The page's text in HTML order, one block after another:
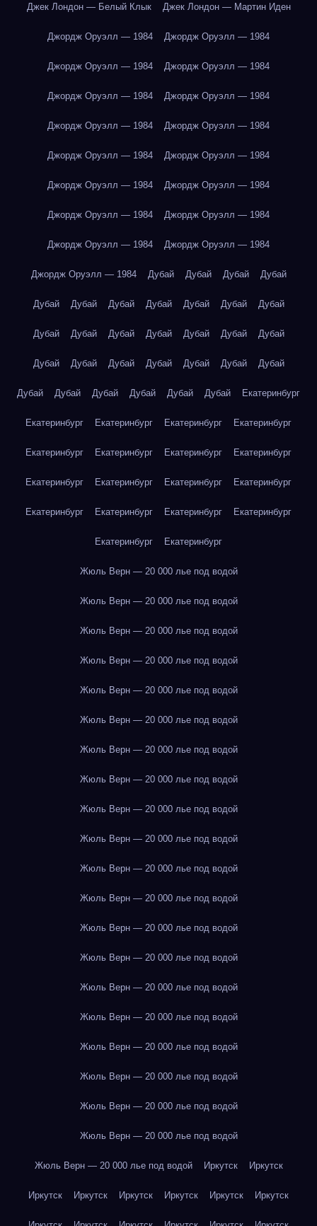
Джек Лондон — Белый Клык Джек Лондон — Мартин Иден
Джордж Оруэлл — 1984 Джордж Оруэлл — 1984
Джордж Оруэлл — 1984 Джордж Оруэлл — 1984
Джордж Оруэлл — 1984 Джордж Оруэлл — 1984
Джордж Оруэлл — 1984 Джордж Оруэлл — 1984
Джордж Оруэлл — 1984 Джордж Оруэлл — 1984
Джордж Оруэлл — 1984 Джордж Оруэлл — 1984
Джордж Оруэлл — 1984 Джордж Оруэлл — 1984
Джордж Оруэлл — 1984 Джордж Оруэлл — 1984
Джордж Оруэлл — 1984 Дубай Дубай Дубай Дубай
Дубай Дубай Дубай Дубай Дубай Дубай Дубай
Дубай Дубай Дубай Дубай Дубай Дубай Дубай
Дубай Дубай Дубай Дубай Дубай Дубай Дубай
Дубай Дубай Дубай Дубай Дубай Дубай Екатеринбург
Екатеринбург Екатеринбург Екатеринбург Екатеринбург
Екатеринбург Екатеринбург Екатеринбург Екатеринбург
Екатеринбург Екатеринбург Екатеринбург Екатеринбург
Екатеринбург Екатеринбург Екатеринбург Екатеринбург
Екатеринбург Екатеринбург
Жюль Верн — 20 000 лье под водой
Жюль Верн — 20 000 лье под водой
Жюль Верн — 20 000 лье под водой
Жюль Верн — 20 000 лье под водой
Жюль Верн — 20 000 лье под водой
Жюль Верн — 20 000 лье под водой
Жюль Верн — 20 000 лье под водой
Жюль Верн — 20 000 лье под водой
Жюль Верн — 20 000 лье под водой
Жюль Верн — 20 000 лье под водой
Жюль Верн — 20 000 лье под водой
Жюль Верн — 20 000 лье под водой
Жюль Верн — 20 000 лье под водой
Жюль Верн — 20 000 лье под водой
Жюль Верн — 20 000 лье под водой
Жюль Верн — 20 000 лье под водой
Жюль Верн — 20 000 лье под водой
Жюль Верн — 20 000 лье под водой
Жюль Верн — 20 000 лье под водой
Жюль Верн — 20 000 лье под водой
Жюль Верн — 20 000 лье под водой Иркутск Иркутск
Иркутск Иркутск Иркутск Иркутск Иркутск Иркутск